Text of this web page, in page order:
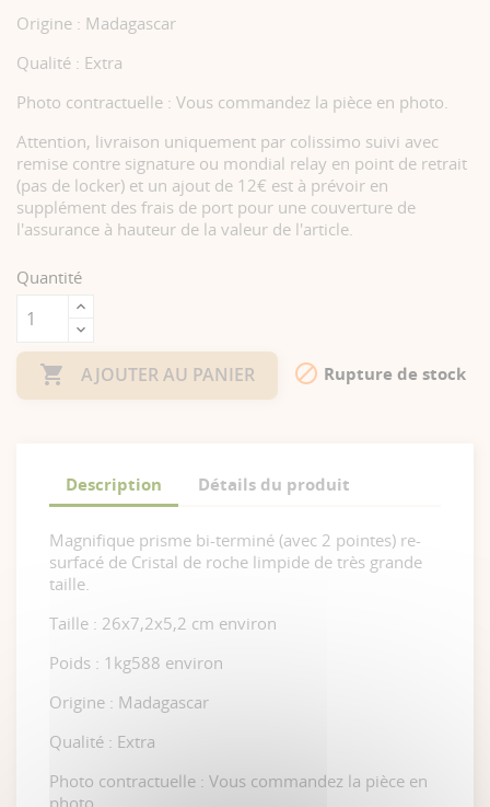
Origine : Madagascar
Qualité : Extra
Photo contractuelle : Vous commandez la pièce en photo.
Attention, livraison uniquement par colissimo suivi avec
remise contre signature ou mondial relay en point de retrait
(pas de locker) et un ajout de 12€ est à prévoir en
supplément des frais de port pour une couverture de
l'assurance à hauteur de la valeur de l'article.
Quantité
 AJOUTER AU PANIER  Rupture de stock
Description Détails du produit
Magnifique prisme bi-terminé (avec 2 pointes) re-
surfacé de Cristal de roche limpide de très grande
taille.
Taille : 26x7,2x5,2 cm environ
Poids : 1kg588 environ
Origine : Madagascar
Qualité : Extra
Photo contractuelle : Vous commandez la pièce en
photo.